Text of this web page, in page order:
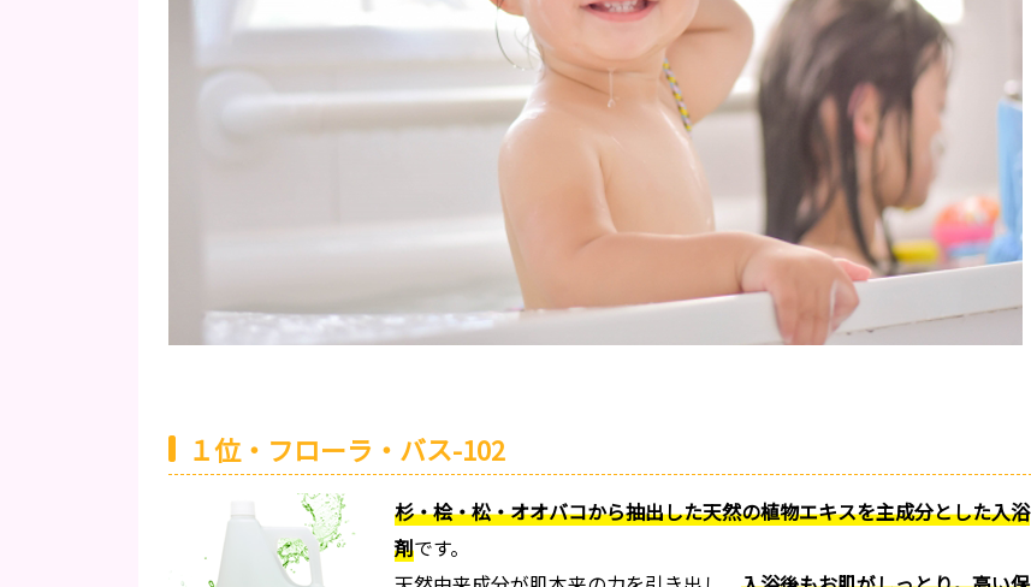
１位・フローラ・バス-102
杉・桧・松・オオバコから抽出した天然の植物エキスを主成分とした入浴
剤です。